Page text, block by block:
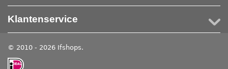
Klantenservice
© 2010 - 2026 Ifshops.